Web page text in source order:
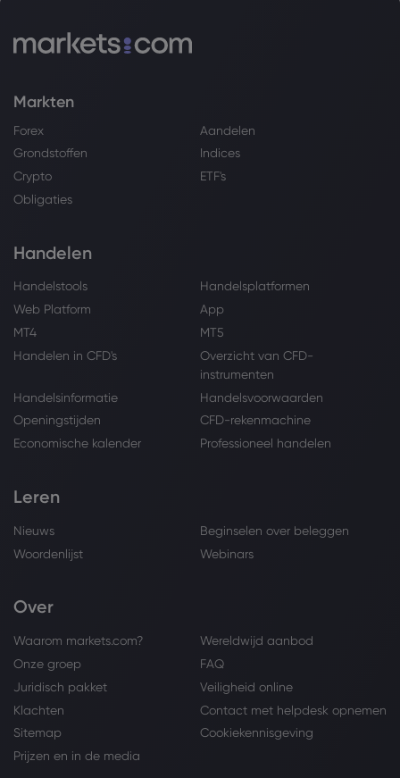
Markten
Forex
Aandelen
Grondstoffen
Indices
Crypto
ETF's
Obligaties
Handelen
Handelstools
Handelsplatformen
Web Platform
App
MT4
MT5
Handelen in CFD's
Overzicht van CFD-
instrumenten
Handelsinformatie
Handelsvoorwaarden
Openingstijden
CFD-rekenmachine
Economische kalender
Professioneel handelen
Leren
Nieuws
Beginselen over beleggen
Woordenlijst
Webinars
Over
Waarom markets.com?
Wereldwijd aanbod
Onze groep
FAQ
Juridisch pakket
Veiligheid online
Klachten
Contact met helpdesk opnemen
Sitemap
Cookiekennisgeving
Prijzen en in de media